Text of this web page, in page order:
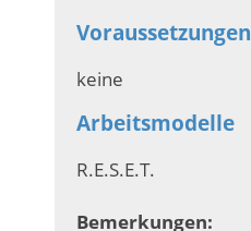
Voraussetzungen
keine
Arbeitsmodelle
R.E.S.E.T.
Bemerkungen: